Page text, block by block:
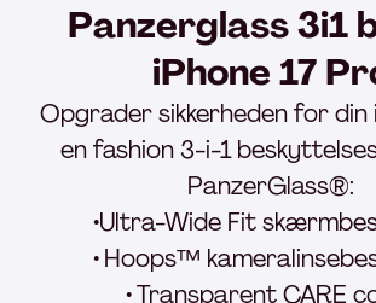
Panzerglass 3i1
iPhone 17
Opgrader sikkerheden for din
en fashion 3-i-1
PanzerGlass®:
•Ultra-Wide Fit
• Hoops™
• Transparent CARE